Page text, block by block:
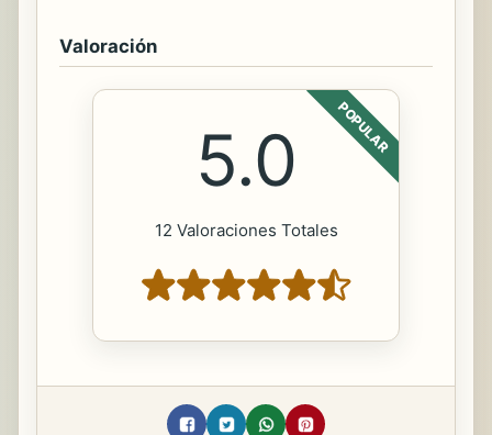
Valoración
POPULAR
5.0
12 Valoraciones Totales